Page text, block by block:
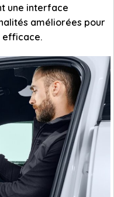
une interface
améliorées pour
efficace.